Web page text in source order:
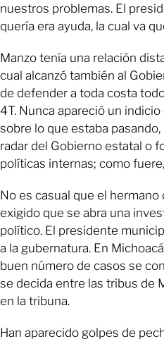
nuestros problemas. El
quería era ayuda, la cual va
Manzo tenía una relación
cual alcanzó también al
de defender a toda costa
4T. Nunca apareció un
sobre lo que estaba
radar del Gobierno estatal o
políticas internas; como
No es casual que el hermano
exigido que se abra una
político. El presidente
a la gubernatura. En
buen número de casos se
se decida entre las tribus de
en la tribuna.
Han aparecido golpes de